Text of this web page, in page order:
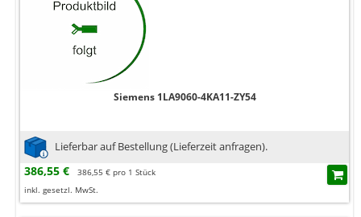
Siemens 1LA9060-4KA11-ZY54
Lieferbar auf Bestellung (Lieferzeit anfragen).
386,55 €
386,55 € pro 1 Stück
inkl. gesetzl. MwSt.